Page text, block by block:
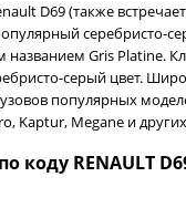
D69 (также
серебристо-
Gris Platine.
серый цвет.
популярных
Kaptur, Megane и
коду RENAULT